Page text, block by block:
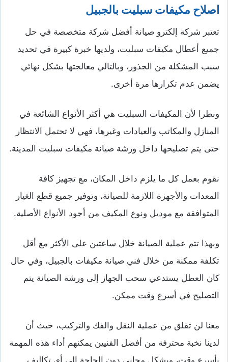
اصلاح مكيفات سبليت بالجبيل
تعتبر شركة إلكترو صيانة أفضل شركة متخصصة في حل
جميع أعطال مكيفات سبليت، ولديها خبرة كبيرة في تحديد
سبب المشكلة من الجذور، وبالتالي معالجتها بشكل نهائي
يضمن عدم تكرارها مرة أخرى.
ونظرا لأن المكيفات السبليت هي أكثر الأنواع الشائعة في
المنازل والمكاتب والعيادات وغيرها، فهي لا تحتمل الانتظار
حتى يتم تصليحها داخل ورشة صيانة مكيفات سبليت المدينة.
نقوم بعمل كل ما يلزم داخل المكان، مع تجهيز كافة
المعدات والأجهزة اللازمة للصيانة، وتوفير جميع قطع الغيار
المتوافقة مع موديل ونوع المكيف من أجود الأنواع الأصلية.
وبهذا تتم عملية الصيانة خلال ساعتين على الأكثر مع أقل
تكلفة ممكنة من خلال فني صيانة مكيفات بالجبيل، وفي حال
كان العطل يستدعي سحب الجهاز إلى ورشة الصيانة يتم
التصليح في أسرع وقت ممكن.
معنا لن تقلق من عملية النقل والفك والتركيب، حيث أن
لدينا نخبة محترفة من أفضل الفنيين يمكنهم أداء هذه المهمة
بأسرع وقت، وبشكل مجاني دون الحاجة إلى أي تكاليف